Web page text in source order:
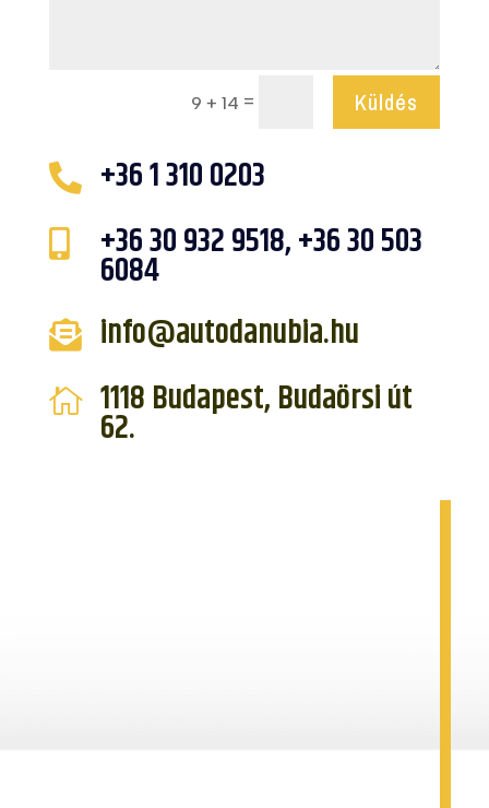
9 + 14 = Küldés
 +36 1 310 0203
 +36 30 932 9518,+36 30 503
6084
 info@autodanubia.hu
 1118 Budapest, Budaörsi út
62.